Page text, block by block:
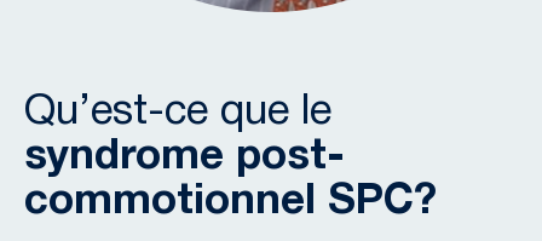
Qu’est-ce que le
syndrome post-
commotionnel SPC?